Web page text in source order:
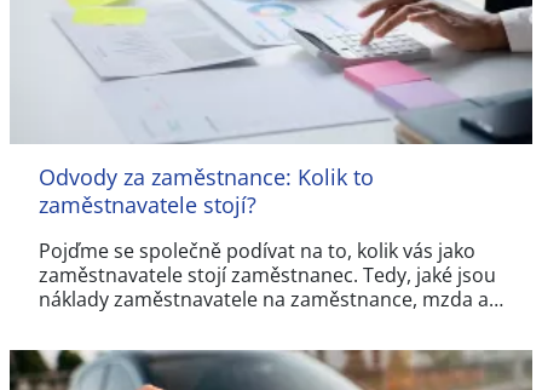
Odvody za zaměstnance: Kolik to
zaměstnavatele stojí?
Pojďme se společně podívat na to, kolik vás jako
zaměstnavatele stojí zaměstnanec. Tedy, jaké jsou
náklady zaměstnavatele na zaměstnance, mzda a…